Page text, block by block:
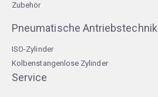
Zubehör
Pneumatische Antriebstechnik
ISO-Zylinder
Kolbenstangenlose Zylinder
Service